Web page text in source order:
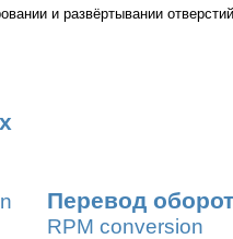
и развёртывании
Перевод
RPM conversion